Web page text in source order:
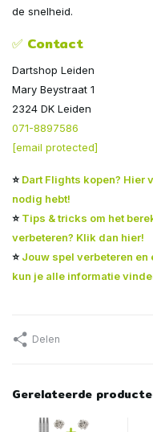
de snelheid.
✅ Contact
Dartshop Leiden
Mary Beystraat 1
2324 DK Leiden
071-8897586
[email protected]
⭐ Dart Flights kopen?
nodig hebt!
⭐ Tips & tricks om het
verbeteren? Klik dan hier!
⭐ Jouw spel verbeteren
kun je alle informatie
Delen
Gerelateerde